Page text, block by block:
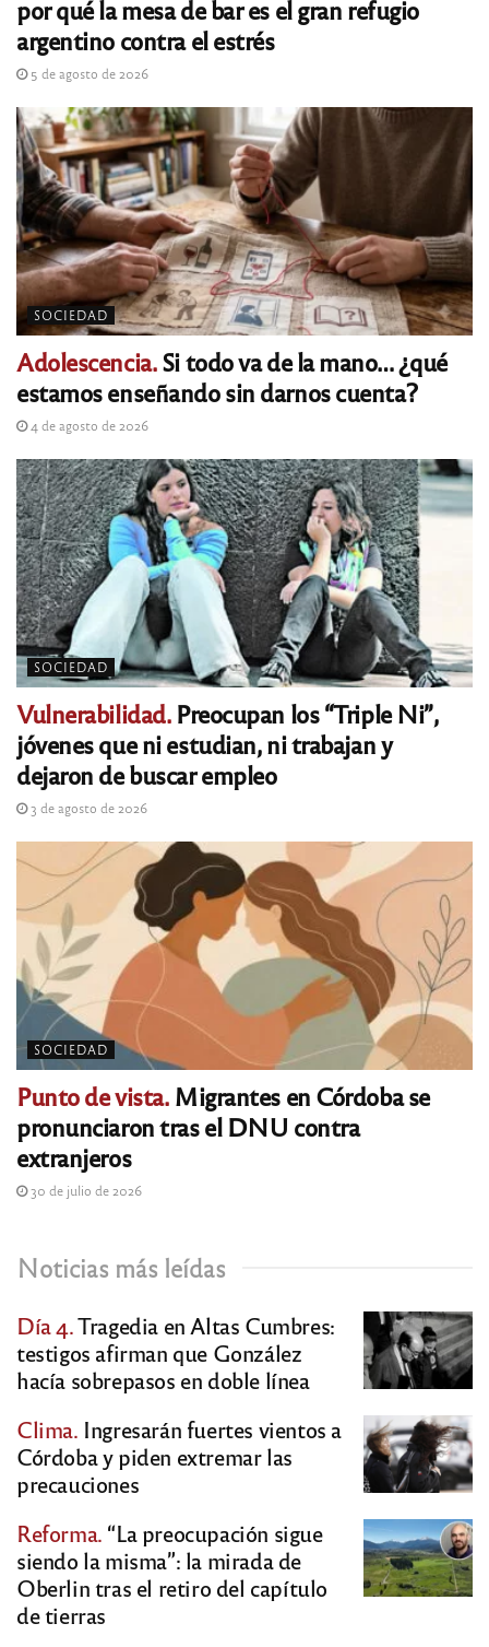
por qué la mesa de bar es el gran refugio
argentino contra el estrés
5 de agosto de 2026
SOCIEDAD
Adolescencia.Si todo va de la mano… ¿qué
estamos enseñando sin darnos cuenta?
4 de agosto de 2026
SOCIEDAD
Vulnerabilidad.Preocupan los “Triple Ni”,
jóvenes que ni estudian, ni trabajan y
dejaron de buscar empleo
3 de agosto de 2026
SOCIEDAD
Punto de vista.Migrantes en Córdoba se
pronunciaron tras el DNU contra
extranjeros
30 de julio de 2026
Noticias más leídas
Día 4.Tragedia en Altas Cumbres:
testigos afirman que González
hacía sobrepasos en doble línea
Clima. Ingresarán fuertes vientos a
Córdoba y piden extremar las
precauciones
Reforma. “La preocupación sigue
siendo la misma”: la mirada de
Oberlin tras el retiro del capítulo
de tierras